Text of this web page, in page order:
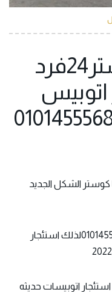
ايجار اتوبيس كوستر24فرد
ايجار اتوبيس
اتوبيس 01014555680 تويوتا كوستر الشكل الجديد
موديل السنة 01014555680لذلك استئجار
استئجار اتوبيسات حديثه